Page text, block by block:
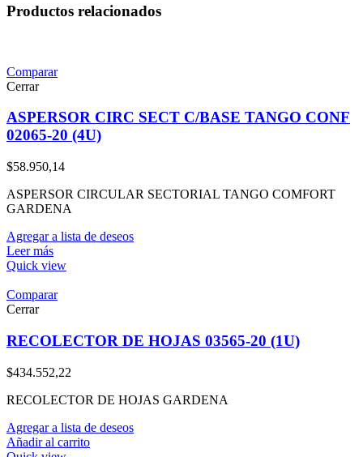
Productos relacionados
Comparar
Cerrar
ASPERSOR CIRC SECT C/BASE TANGO CONF
02065-20 (4U)
$58.950,14
ASPERSOR CIRCULAR SECTORIAL TANGO COMFORT
GARDENA
Agregar a lista de deseos
Leer más
Quick view
Comparar
Cerrar
RECOLECTOR DE HOJAS 03565-20 (1U)
$434.552,22
RECOLECTOR DE HOJAS GARDENA
Agregar a lista de deseos
Añadir al carrito